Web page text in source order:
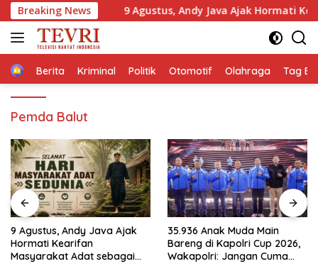
Langsung
ke
konten
Breaking News
9 Agustus, Andy Java Ajak Hormati Kearifan
HomeBerita Kriminal Politik Otomotif Olahraga Tag
Pemda Balut
35.936 Anak Muda Main
Bareng di Kapolri Cup 2026,
Wakapolri: Jangan Cuma
Ketua IESPA Ibnu Riza
Apresiasi Kapolri Cup 2026:
Wadah Luar Biasa, dari